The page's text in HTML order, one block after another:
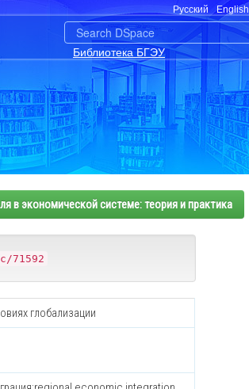
Русский English
Библиотека БГЭУ
в экономической системе: теория и практика
71592
глобализации